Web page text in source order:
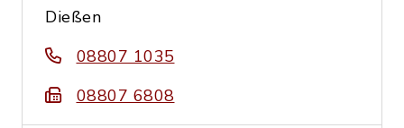
Dießen
08807 1035
08807 6808